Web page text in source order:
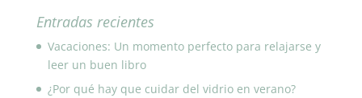
Entradas recientes
Vacaciones: Un momento perfecto para relajarse y
leer un buen libro
¿Por qué hay que cuidar del vidrio en verano?